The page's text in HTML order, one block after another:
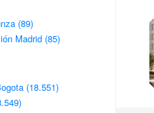
(89)
Madrid (85)
(18.551)